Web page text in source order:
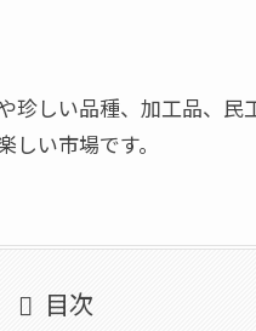
しい品種、加工品、民
い市場です。
目次